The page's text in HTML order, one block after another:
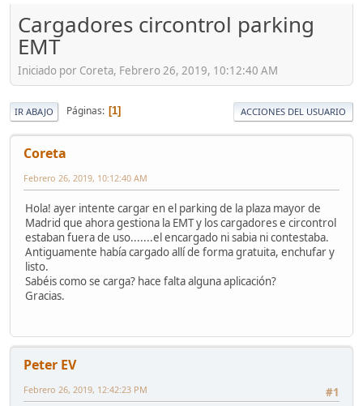
Cargadores circontrol parking
EMT
Iniciado por Coreta, Febrero 26, 2019, 10:12:40 AM
IR ABAJO Páginas 1 ACCIONES DEL USUARIO
Coreta
Febrero 26, 2019, 10:12:40 AM
Hola! ayer intente cargar en el parking de la plaza mayor de
Madrid que ahora gestiona la EMT y los cargadores e circontrol
estaban fuera de uso.......el encargado ni sabia ni contestaba.
Antiguamente había cargado allí de forma gratuita, enchufar y
listo.
Sabéis como se carga? hace falta alguna aplicación?
Gracias.
Peter EV
#1
Febrero 26, 2019, 12:42:23 PM